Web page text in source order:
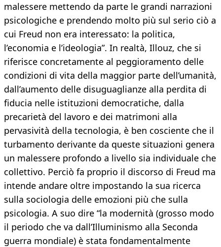
malessere mettendo da parte le grandi narrazioni
psicologiche e prendendo molto più sul serio ciò a
cui Freud non era interessato: la politica,
l’economia e l’ideologia”. In realtà, Illouz, che si
riferisce concretamente al peggioramento delle
condizioni di vita della maggior parte dell’umanità,
dall’aumento delle disuguaglianze alla perdita di
fiducia nelle istituzioni democratiche, dalla
precarietà del lavoro e dei matrimoni alla
pervasività della tecnologia, è ben cosciente che il
turbamento derivante da queste situazioni genera
un malessere profondo a livello sia individuale che
collettivo. Perciò fa proprio il discorso di Freud ma
intende andare oltre impostando la sua ricerca
sulla sociologia delle emozioni più che sulla
psicologia. A suo dire “la modernità (grosso modo
il periodo che va dall’Illuminismo alla Seconda
guerra mondiale) è stata fondamentalmente